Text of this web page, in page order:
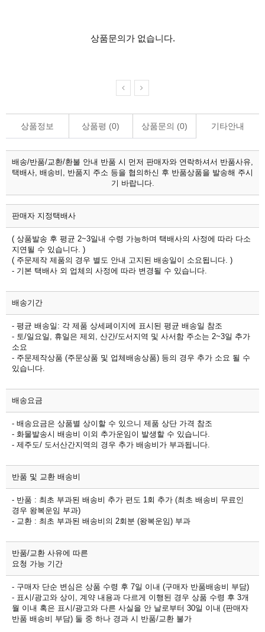
상품문의가 없습니다.
상품정보 상품평 (0) 상품문의 (0) 기타안내
배송/반품/교환/환불 안내 반품 시 먼저 판매자와 연락하셔서 반품사유,
택배사, 배송비, 반품지 주소 등을 협의하신 후 반품상품을 발송해 주시
기 바랍니다.
판매자 지정택배사
( 상품발송 후 평균 2~3일내 수령 가능하며 택배사의 사정에 따라 다소
지연될 수 있습니다. )
( 주문제작 제품의 경우 별도 안내 고지된 배송일이 소요됩니다. )
- 기본 택배사 외 업체의 사정에 따라 변경될 수 있습니다.
배송기간
- 평균 배송일: 각 제품 상세페이지에 표시된 평균 배송일 참조
- 토/일요일, 휴일은 제외, 산간/도서지역 및 사서함 주소는 2~3일 추가
소요
- 주문제작상품 (주문상품 및 업체배송상품) 등의 경우 추가 소요 될 수
있습니다.
배송요금
- 배송요금은 상품별 상이할 수 있으니 제품 상단 가격 참조
- 화물발송시 배송비 이외 추가운임이 발생할 수 있습니다.
- 제주도/ 도서산간지역의 경우 추가 배송비가 부과됩니다.
반품 및 교환 배송비
- 반품 : 최초 부과된 배송비 추가 편도 1회 추가 (최초 배송비 무료인
경우 왕복운임 부과)
- 교환 : 최초 부과된 배송비의 2회분 (왕복운임) 부과
반품/교환 사유에 따른
요청 가능 기간
- 구매자 단순 변심은 상품 수령 후 7일 이내 (구매자 반품배송비 부담)
- 표시/광고와 상이, 계약 내용과 다르게 이행된 경우 상품 수령 후 3개
월 이내 혹은 표시/광고와 다른 사실을 안 날로부터 30일 이내 (판매자
반품 배송비 부담) 둘 중 하나 경과 시 반품/교환 불가